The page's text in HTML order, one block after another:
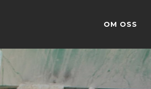
OM OSS